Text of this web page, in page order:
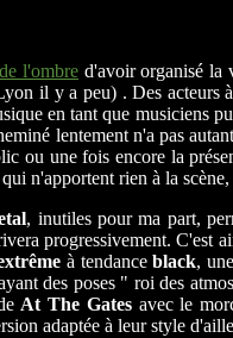
l'ombre d'avoir organisé la
il y a peu) . Des acteurs
en tant que musiciens
lentement n'a pas
une fois encore la
n'apportent rien à la
, inutiles pour ma part,
progressivement.
à tendanceblack,
des poses " roi des
At The Gatesavec le
adaptée à leur style